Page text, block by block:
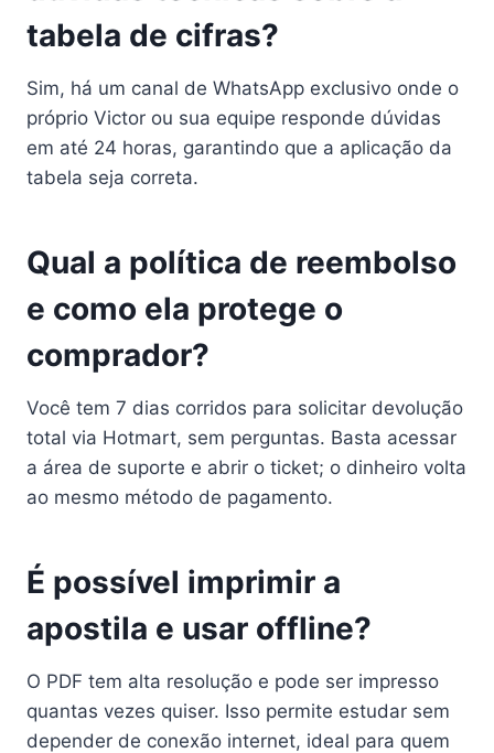
tabela de cifras?
Sim, há um canal de WhatsApp exclusivo onde o
próprio Victor ou sua equipe responde dúvidas
em até 24 horas, garantindo que a aplicação da
tabela seja correta.
Qual a política de reembolso
e como ela protege o
comprador?
Você tem 7 dias corridos para solicitar devolução
total via Hotmart, sem perguntas. Basta acessar
a área de suporte e abrir o ticket; o dinheiro volta
ao mesmo método de pagamento.
É possível imprimir a
apostila e usar offline?
O PDF tem alta resolução e pode ser impresso
quantas vezes quiser. Isso permite estudar sem
depender de conexão internet, ideal para quem